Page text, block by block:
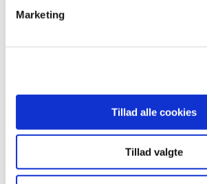
Marketing
Tillad alle cookies
Tillad valgte
juni (15)
januar (17)
2015 (33)
2013 (49)